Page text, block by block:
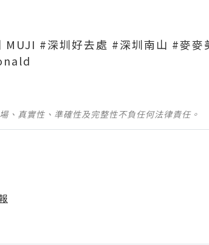
#深圳好去處 #深圳南山 #麥麥
、真實性、準確性及完整性不負任何法律責任。